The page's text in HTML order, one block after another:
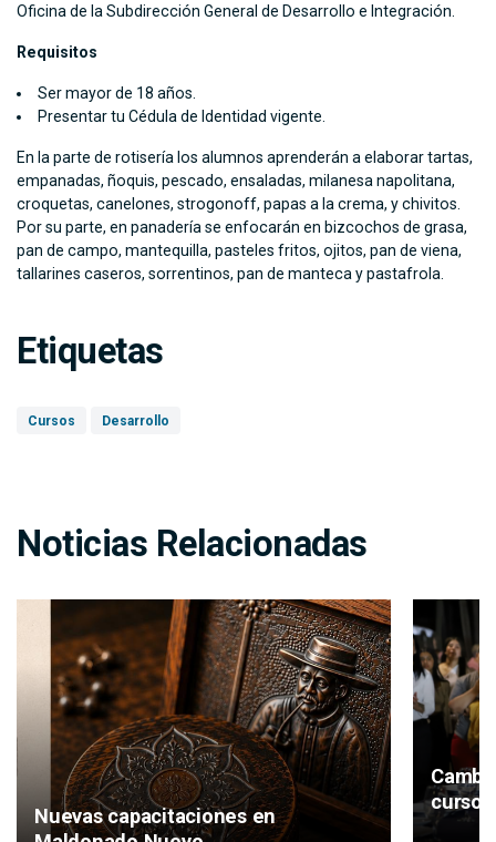
Oficina de la Subdirección General de Desarrollo e Integración.
Requisitos
Ser mayor de 18 años.
Presentar tu Cédula de Identidad vigente.
En la parte de rotisería los alumnos aprenderán a elaborar tartas,
empanadas, ñoquis, pescado, ensaladas, milanesa napolitana,
croquetas, canelones, strogonoff, papas a la crema, y chivitos.
Por su parte, en panadería se enfocarán en bizcochos de grasa,
pan de campo, mantequilla, pasteles fritos, ojitos, pan de viena,
tallarines caseros, sorrentinos, pan de manteca y pastafrola.
Etiquetas
Cursos Desarrollo
Noticias Relacionadas
Nuevas capacitaciones en
cursos